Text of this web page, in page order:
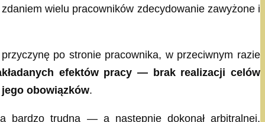
wielu pracowników zdecydowanie zawyżone i
po stronie pracownika, w przeciwnym razie
efektów pracy — brak realizacji celów
obowiązków.
bardzo trudna — a następnie dokonał arbitralnej,